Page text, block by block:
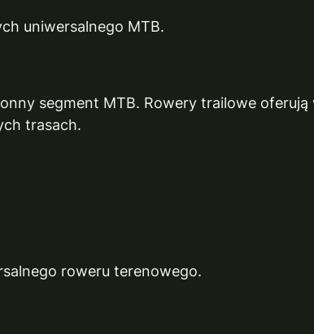
uniwersalnego MTB.
segment MTB. Rowery trailowe
trasach.
roweru terenowego.